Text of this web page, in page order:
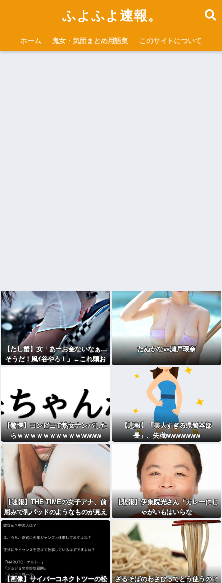
ふよふよ速報。
ホーム 鬼女・気団まとめ用語集 このサイトについて
【たし蟹】女「あーお金ないなぁ…
そうだ！風ｲ谷やろ！」←これ頭お
たぬかなvs瀬戸環奈
【驚愕】コンビニで熟女ナンパした
らｗｗｗｗｗｗｗｗｗｗwwww
【悲報】「美人すぎる県警本部
長」、失職wwwwwww
【速報】THE TIMEの女子アナ、前
屈みで乳パッドのようなものが見え
てしまう
【悲報】伊集院光さん「カレーにじ
ゃがいもはいらな
い」・・・・・・・・・
【画像】サイバーコネクトツーの松
ざるそばのわさびってどう使うの？